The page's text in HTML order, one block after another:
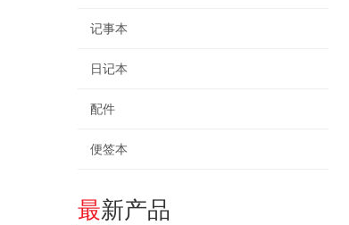
记事本
日记本
配件
便签本
最新产品